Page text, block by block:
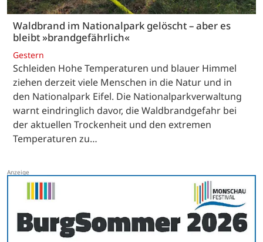
Waldbrand im Nationalpark gelöscht – aber es
bleibt »brandgefährlich«
Gestern
Schleiden Hohe Temperaturen und blauer Himmel
ziehen derzeit viele Menschen in die Natur und in
den Nationalpark Eifel. Die Nationalparkverwaltung
warnt eindringlich davor, die Waldbrandgefahr bei
der aktuellen Trockenheit und den extremen
Temperaturen zu…